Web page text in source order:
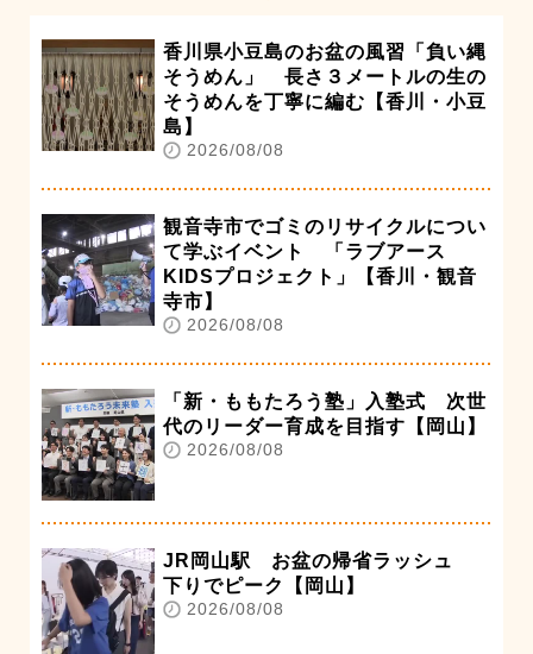
香川県小豆島のお盆の風習「負い縄
そうめん」 長さ３メートルの生の
そうめんを丁寧に編む【香川・小豆
島】
2026/08/08
観音寺市でゴミのリサイクルについ
て学ぶイベント 「ラブアース
KIDSプロジェクト」【香川・観音
寺市】
2026/08/08
「新・ももたろう塾」入塾式 次世
代のリーダー育成を目指す【岡山】
2026/08/08
JR岡山駅 お盆の帰省ラッシュ
下りでピーク【岡山】
2026/08/08